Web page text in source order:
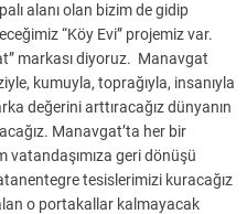
alanı olan bizim de gidip
“Köy Evi” projemiz var.
markası diyoruz. Manavgat
kumuyla, toprağıyla, insanıyla
değerini arttıracağız dünyanın
Manavgat’ta her bir
vatandaşımıza geri dönüşü
tesislerimizi kuracağız
o portakallar kalmayacak